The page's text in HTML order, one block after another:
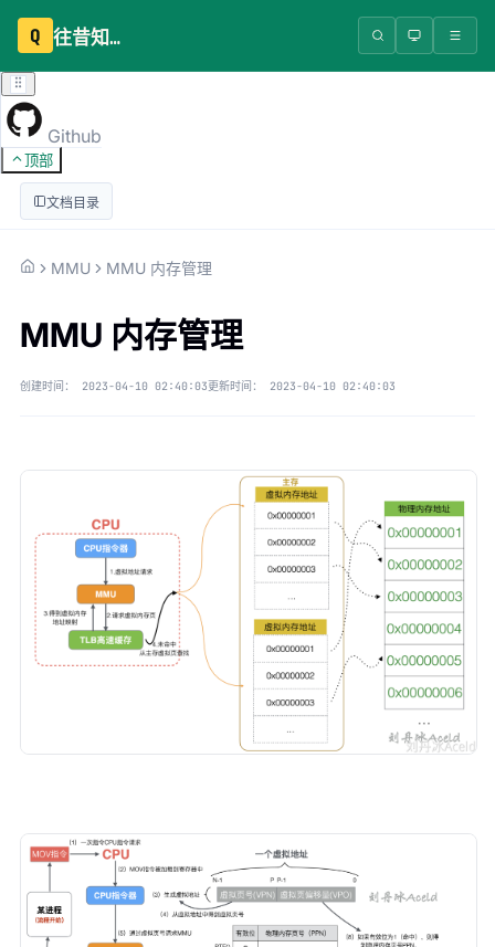
Q 往昔知识库
Github
顶部
文档目录
MMU MMU 内存管理
MMU 内存管理
创建时间： 2023-04-10 02:40:03更新时间： 2023-04-10 02:40:03